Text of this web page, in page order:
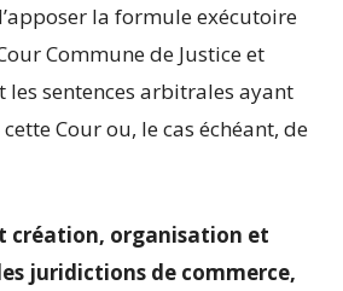
la formule exécutoire
Commune de Justice et
les sentences arbitrales ayant
Cour ou, le cas échéant, de
création, organisation et
juridictions de commerce,